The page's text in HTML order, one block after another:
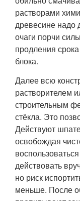
растворами
древесине надо
очаги порчи
продления
блока.
Далее всю
растворителем
строительным
стёкла. Это
Действуют
освобождая
действовать
но риск
меньше. После